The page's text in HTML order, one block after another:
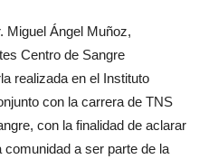
Miguel Ángel Muñoz,
Centro de Sangre
realizada en el Instituto
con la carrera de TNS
con la finalidad de aclarar
a ser parte de la